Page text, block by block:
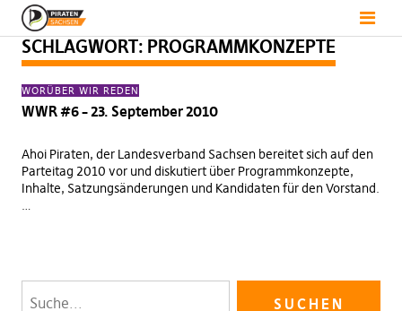
SCHLAGWORT: PROGRAMMKONZEPTE
WORÜBER WIR REDEN
WWR #6 – 23. September 2010
Ahoi Piraten, der Landesverband Sachsen bereitet sich auf den
Parteitag 2010 vor und diskutiert über Programmkonzepte,
Inhalte, Satzungsänderungen und Kandidaten für den Vorstand.
…